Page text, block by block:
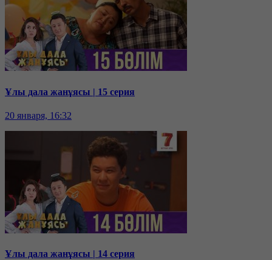
Ұлы дала жанұясы | 15 серия
20 января, 16:32
Ұлы дала жанұясы | 14 серия